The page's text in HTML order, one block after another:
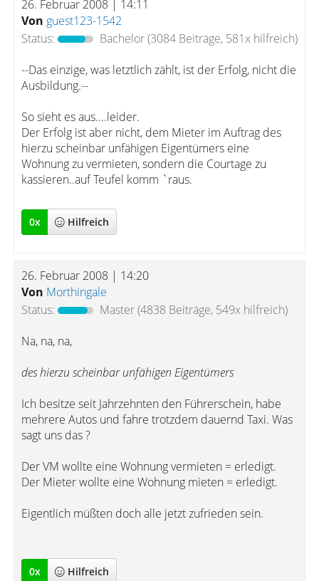
26. Februar 2008 | 14:11
Von guest123-1542
Status:
Bachelor(3084 Beiträge, 581x hilfreich)
--Das einzige, was letztlich zählt, ist der Erfolg, nicht die
Ausbildung.--
So sieht es aus....leider.
Der Erfolg ist aber nicht, dem Mieter im Auftrag des
hierzu scheinbar unfähigen Eigentümers eine
Wohnung zu vermieten, sondern die Courtage zu
kassieren..auf Teufel komm `raus.
0x Hilfreich
26. Februar 2008 | 14:20
Von Morthingale
Status:
Master(4838 Beiträge, 549x hilfreich)
Na, na, na,
des hierzu scheinbar unfähigen Eigentümers
Ich besitze seit Jahrzehnten den Führerschein, habe
mehrere Autos und fahre trotzdem dauernd Taxi. Was
sagt uns das ?
Der VM wollte eine Wohnung vermieten = erledigt.
Der Mieter wollte eine Wohnung mieten = erledigt.
Eigentlich müßten doch alle jetzt zufrieden sein.
0x Hilfreich